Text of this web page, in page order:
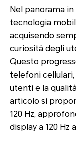
Nel panorama
tecnologia
acquisendo
curiosità degli
Questo
telefoni
utenti e la
articolo si
120 Hz,
display a 120